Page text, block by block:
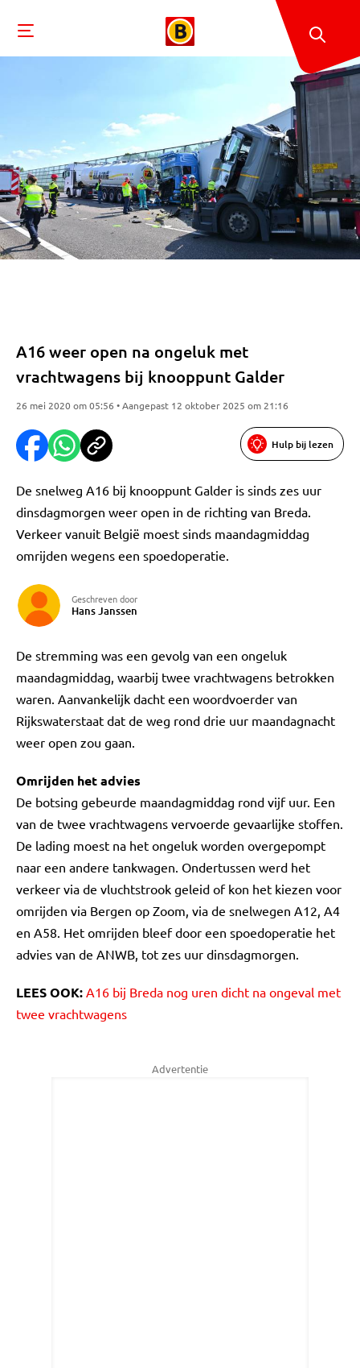
A16 weer open na ongeluk met
vrachtwagens bij knooppunt Galder
26 mei 2020 om 05:56 • Aangepast 12 oktober 2025 om 21:16
Hulp bij lezen
De snelweg A16 bij knooppunt Galder is sinds zes uur
dinsdagmorgen weer open in de richting van Breda.
Verkeer vanuit België moest sinds maandagmiddag
omrijden wegens een spoedoperatie.
Geschreven door
Hans Janssen
De stremming was een gevolg van een ongeluk
maandagmiddag, waarbij twee vrachtwagens betrokken
waren. Aanvankelijk dacht een woordvoerder van
Rijkswaterstaat dat de weg rond drie uur maandagnacht
weer open zou gaan.
Omrijden het advies
De botsing gebeurde maandagmiddag rond vijf uur. Een
van de twee vrachtwagens vervoerde gevaarlijke stoffen.
De lading moest na het ongeluk worden overgepompt
naar een andere tankwagen. Ondertussen werd het
verkeer via de vluchtstrook geleid of kon het kiezen voor
omrijden via Bergen op Zoom, via de snelwegen A12, A4
en A58. Het omrijden bleef door een spoedoperatie het
advies van de ANWB, tot zes uur dinsdagmorgen.
LEES OOK: A16 bij Breda nog uren dicht na ongeval met
twee vrachtwagens
Advertentie